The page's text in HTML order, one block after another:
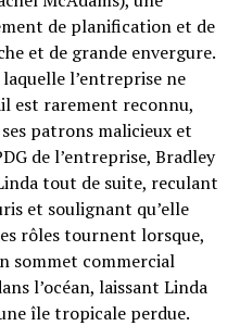
de planification et de
et de grande envergure.
l’entreprise ne
est rarement reconnu,
patrons malicieux et
de l’entreprise, Bradley
tout de suite, reculant
et soulignant qu’elle
rôles tournent lorsque,
sommet commercial
l’océan, laissant Linda
île tropicale perdue.